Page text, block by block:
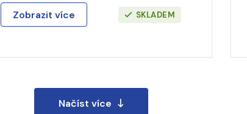
Zobrazit více SKLADEM
Načíst více